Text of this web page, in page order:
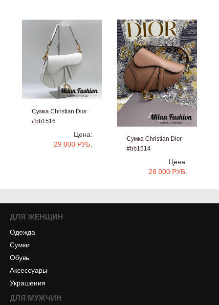
Сумка Christian Dior
#bb1516
Цена:
29 000 РУБ.
Сумка Christian Dior
#bb1514
Цена:
28 000 РУБ.
ДЛЯ ЖЕНЩИН
Одежда
Сумки
Обувь
Аксессуары
Украшения
ДЛЯ МУЖЧИН